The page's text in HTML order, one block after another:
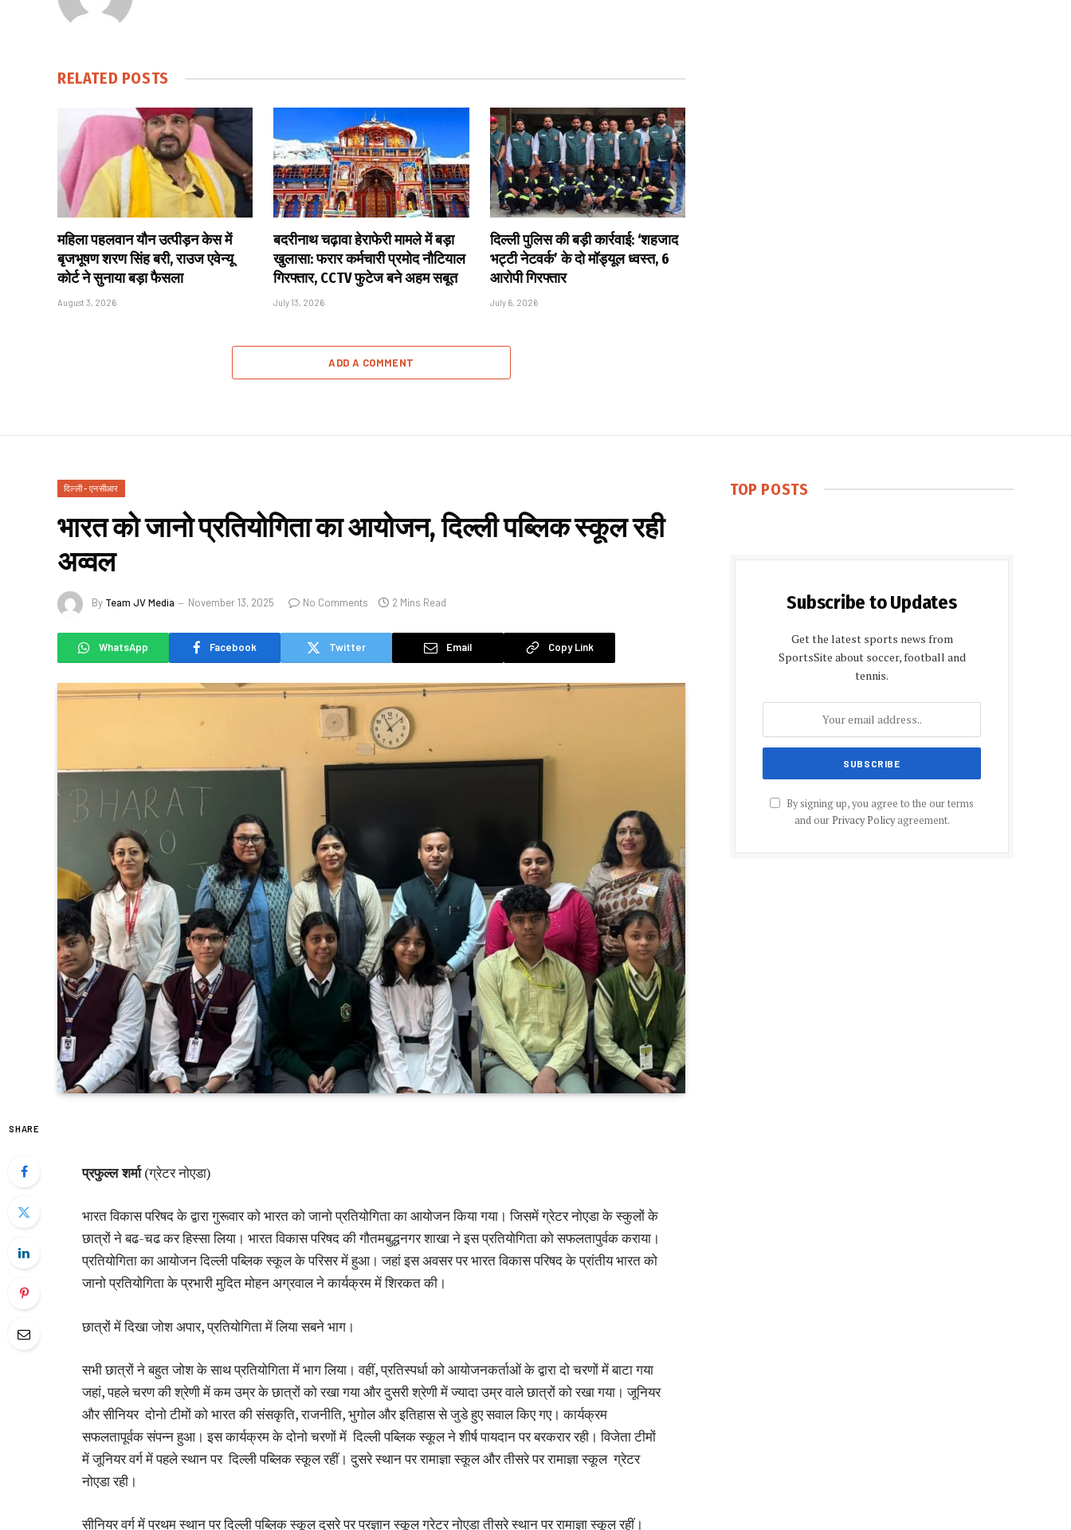
RELATED POSTS
महिला पहलवान यौन उत्पीड़न केस में
बृजभूषण शरण सिंह बरी, राउज एवेन्यू
कोर्ट ने सुनाया बड़ा फैसला
August 3, 2026
बदरीनाथ चढ़ावा हेराफेरी मामले में बड़ा
खुलासा: फरार कर्मचारी प्रमोद नौटियाल
गिरफ्तार, CCTV फुटेज बने अहम सबूत
July 13, 2026
दिल्ली पुलिस की बड़ी कार्रवाई: ‘शहजाद
भट्टी नेटवर्क’ के दो मॉड्यूल ध्वस्त, 6
आरोपी गिरफ्तार
July 6, 2026
ADD A COMMENT
दिल्ली - एनसीआर
भारत को जानो प्रतियोगिता का आयोजन, दिल्ली पब्लिक स्कूल रही
अव्वल
By Team JV Media November 13, 2025 No Comments 2 Mins Read
WhatsApp Facebook Twitter Email Copy Link
SHARE
प्रफुल्ल शर्मा(ग्रेटर नोएडा)
भारत विकास परिषद के द्वारा गुरूवार को भारत को जानो प्रतियोगिता का आयोजन किया गया। जिसमें ग्रेटर नोएडा के स्कुलों के
छात्रों ने बढ-चढ कर हिस्सा लिया। भारत विकास परिषद की गौतमबुद्धनगर शाखा ने इस प्रतियोगिता को सफलतापुर्वक कराया।
प्रतियोगिता का आयोजन दिल्ली पब्लिक स्कूल के परिसर में हुआ। जहां इस अवसर पर भारत विकास परिषद के प्रांतीय भारत को
जानो प्रतियोगिता के प्रभारी मुदित मोहन अग्रवाल ने कार्यक्रम में शिरकत की।
छात्रों में दिखा जोश अपार, प्रतियोगिता में लिया सबने भाग।
सभी छात्रों ने बहुत जोश के साथ प्रतियोगिता में भाग लिया। वहीं, प्रतिस्पर्धा को आयोजनकर्ताओं के द्वारा दो चरणों में बाटा गया
जहां, पहले चरण की श्रेणी में कम उम्र के छात्रों को रखा गया और दुसरी श्रेणी में ज्यादा उम्र वाले छात्रों को रखा गया। जूनियर
और सीनियर दोनो टीमों को भारत की संसकृति, राजनीति, भुगोल और इतिहास से जुडे हुए सवाल किए गए। कार्यक्रम
सफलतापूर्वक संपन्न हुआ। इस कार्यक्रम के दोनो चरणों में दिल्ली पब्लिक स्कूल ने शीर्ष पायदान पर बरकरार रही। विजेता टीमों
में जूनियर वर्ग में पहले स्थान पर दिल्ली पब्लिक स्कूल रहीं। दुसरे स्थान पर रामाज्ञा स्कूल और तीसरे पर रामाज्ञा स्कूल ग्रेटर
नोएडा रही।
सीनियर वर्ग में प्रथम स्थान पर दिल्ली पब्लिक स्कूल दुसरे पर प्रज्ञान स्कूल ग्रेटर नोएडा तीसरे स्थान पर रामाज्ञा स्कूल रहीं।
TOP POSTS
Subscribe to Updates
Get the latest sports news from
SportsSite about soccer, football and
tennis.
By signing up, you agree to the our terms
and our Privacy Policyagreement.